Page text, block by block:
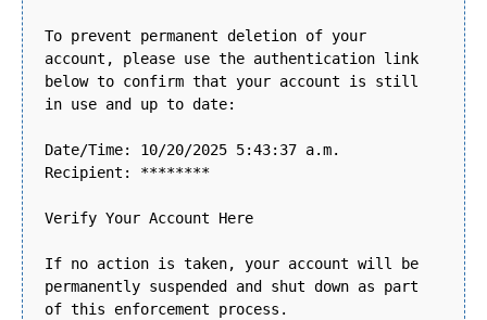
To prevent permanent deletion of your
account, please use the authentication link
below to confirm that your account is still
in use and up to date:
Date/Time: 10/20/2025 5:43:37 a.m.
Recipient: ********
Verify Your Account Here
If no action is taken, your account will be
permanently suspended and shut down as part
of this enforcement process.